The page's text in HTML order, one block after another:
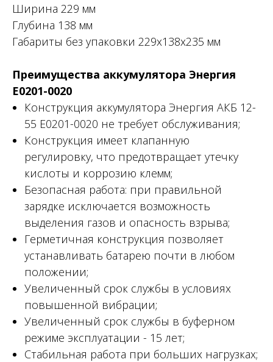
Ширина 229 мм
Глубина 138 мм
Габариты без упаковки 229х138х235 мм
Преимущества аккумулятора Энергия
Е0201-0020
Конструкция аккумулятора Энергия АКБ 12-
55 Е0201-0020 не требует обслуживания;
Конструкция имеет клапанную
регулировку, что предотвращает утечку
кислоты и коррозию клемм;
Безопасная работа: при правильной
зарядке исключается возможность
выделения газов и опасность взрыва;
Герметичная конструкция позволяет
устанавливать батарею почти в любом
положении;
Увеличенный срок службы в условиях
повышенной вибрации;
Увеличенный срок службы в буферном
режиме эксплуатации - 15 лет;
Стабильная работа при больших нагрузках;